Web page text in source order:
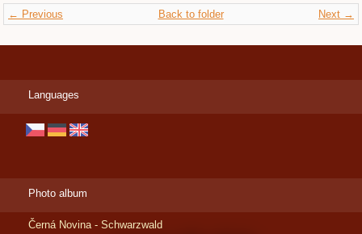
← Previous Next →
Back to folder
Languages
Photo album
Černá Novina - Schwarzwald